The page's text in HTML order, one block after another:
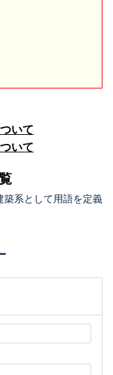
いて
いて
系として用語を定義